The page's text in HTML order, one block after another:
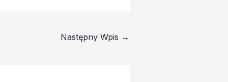
Następny Wpis →